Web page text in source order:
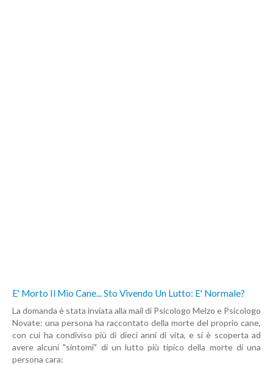
E' Morto Il Mio Cane... Sto Vivendo Un Lutto: E' Normale?
La domanda è stata inviata alla mail di Psicologo Melzo e Psicologo
Novate: una persona ha raccontato della morte del proprio cane,
con cui ha condiviso più di dieci anni di vita, e si è scoperta ad
avere alcuni "sintomi" di un lutto più tipico della morte di una
persona cara: